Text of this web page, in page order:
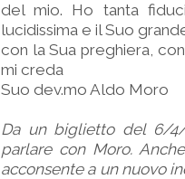
del mio. Ho tanta
lucidissima e il Suo
con la Sua preghiera,
mi creda
Suo dev.mo Aldo Moro
Da un biglietto del 6/4/
parlare con Moro.
acconsente a un nuovo